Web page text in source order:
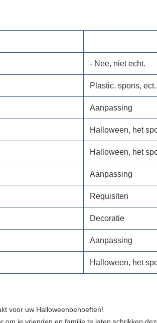
- Nee, niet echt.
Plastic, spons, ect.
Aanpassing
Halloween, het
Halloween, het
Aanpassing
Requisiten
Decoratie
Aanpassing
Halloween, het
voor uw Halloweenbehoeften!